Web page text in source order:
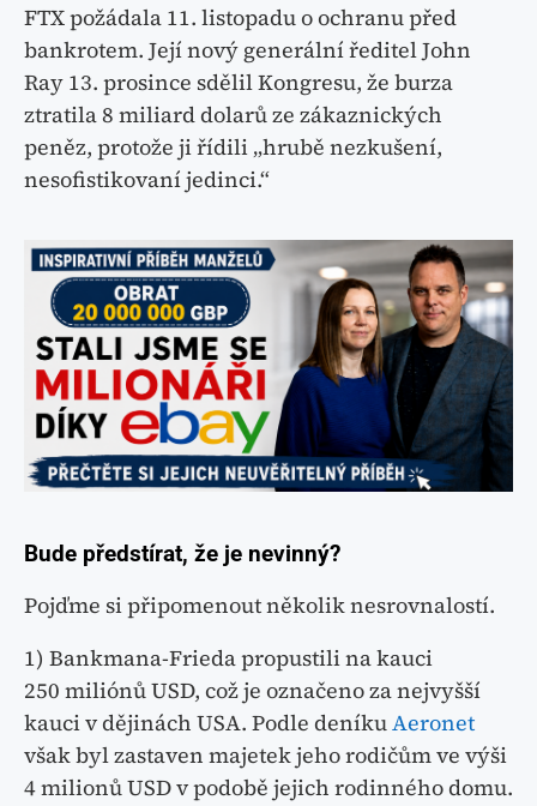
FTX požádala 11. listopadu o ochranu před
bankrotem. Její nový generální ředitel John
Ray 13. prosince sdělil Kongresu, že burza
ztratila 8 miliard dolarů ze zákaznických
peněz, protože ji řídili „hrubě nezkušení,
nesofistikovaní jedinci.“
Bude předstírat, že je nevinný?
Pojďme si připomenout několik nesrovnalostí.
1) Bankmana-Frieda propustili na kauci
250 miliónů USD, což je označeno za nejvyšší
kauci v dějinách USA. Podle deníkuAeronet
však byl zastaven majetek jeho rodičům ve výši
4 milionů USD v podobě jejich rodinného domu.